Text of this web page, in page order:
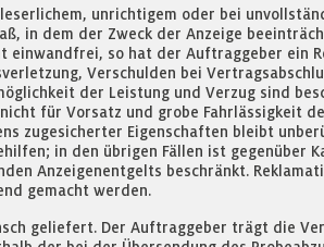
unrichtigem oder bei
in dem der Zweck der Anzeige
so hat der Auftraggeber ein
Verschulden bei
der Leistung und Verzug sind
für Vorsatz und grobe Fahrlässigkeit
zugesicherter Eigenschaften bleibt
in den übrigen Fällen ist gegenüber
Anzeigenentgelts beschränkt.
gemacht werden.
geliefert. Der Auftraggeber trägt die